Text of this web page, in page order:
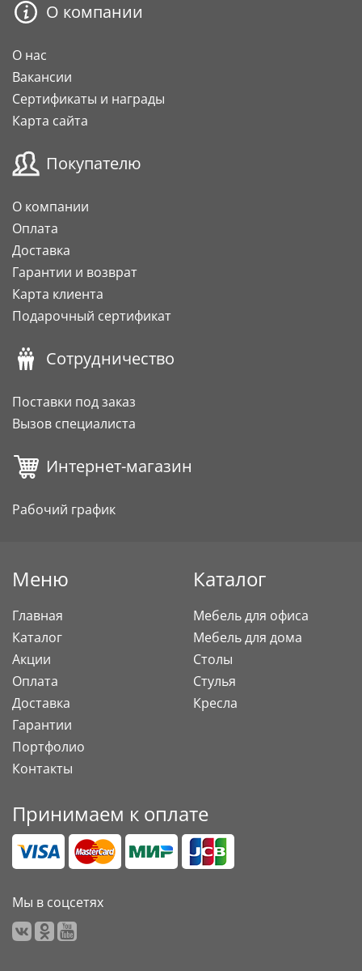
О компании
О нас
Вакансии
Сертификаты и награды
Карта сайта
Покупателю
О компании
Оплата
Доставка
Гарантии и возврат
Карта клиента
Подарочный сертификат
Сотрудничество
Поставки под заказ
Вызов специалиста
Интернет-магазин
Рабочий график
Меню
Главная
Каталог
Акции
Оплата
Доставка
Гарантии
Портфолио
Контакты
Каталог
Мебель для офиса
Мебель для дома
Столы
Стулья
Кресла
Принимаем к оплате
Мы в соцсетях